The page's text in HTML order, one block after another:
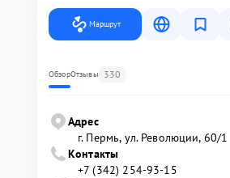
Маршрут
ОбзорОтзывы 330
Адрес
г. Пермь, ул. ​Революции, 60/1
Контакты
+7 (342) 254-93-15